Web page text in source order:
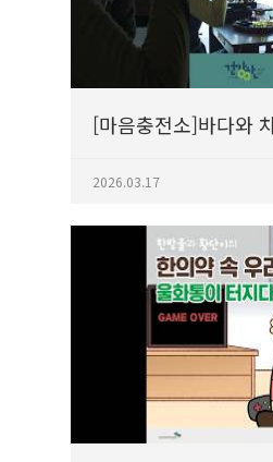
[마음충전소]바다와
따뜻한 위로
2026.03.17